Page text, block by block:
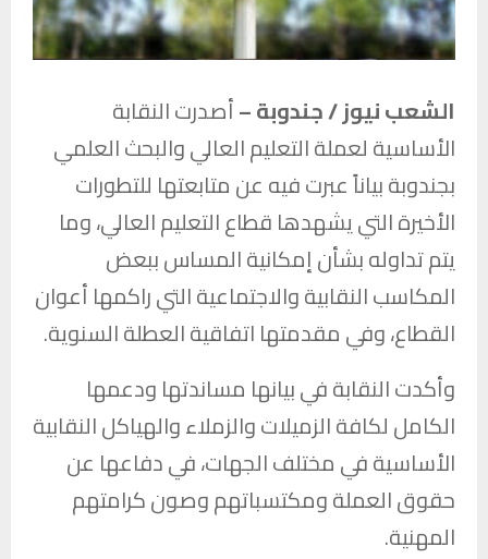
الشعب نيوز / جندوبة –أصدرت النقابة
الأساسية لعملة التعليم العالي والبحث العلمي
بجندوبة بياناً عبرت فيه عن متابعتها للتطورات
الأخيرة التي يشهدها قطاع التعليم العالي، وما
يتم تداوله بشأن إمكانية المساس ببعض
المكاسب النقابية والاجتماعية التي راكمها أعوان
القطاع، وفي مقدمتها اتفاقية العطلة السنوية.
وأكدت النقابة في بيانها مساندتها ودعمها
الكامل لكافة الزميلات والزملاء والهياكل النقابية
الأساسية في مختلف الجهات، في دفاعها عن
حقوق العملة ومكتسباتهم وصون كرامتهم
المهنية.